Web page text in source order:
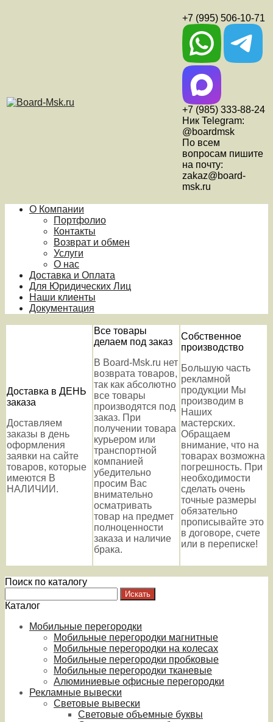
+7 (995) 506-10-71
+7 (985) 333-88-24
Ник Telegram:
@boardmsk
По всем
вопросам пишите
на почту:
zakaz@board-
msk.ru
О Компании
Портфолио
Контакты
Возврат и обмен
Услуги
О нас
Доставка и Оплата
Для Юридических Лиц
Наши клиенты
Документация
Доставка в ДЕНЬ
заказа
Доставляем
заказы в день
оформления
заявки на сайте
товаров, которые
имеются В
НАЛИЧИИ.
Все товары
делаем под заказ
В Board-Msk.ru нет
возврата товаров,
так как абсолютно
все товары
производятся под
заказ. При
получении товара
курьером или
транспортной
компанией
убедительно
просим Вас
внимательно
осматривать
товар на предмет
полноценности
заказа и наличие
брака.
Собственное
производство
Большую часть
рекламной
продукции Мы
производим в
Наших
мастерских.
Обращаем
внимание, что на
товарах возможна
погрешность. При
необходимости
сделать очень
точные размеры
обязательно
прописывайте это
в договоре, счете
или в переписке!
Поиск по каталогу
Каталог
Мобильные перегородки
Мобильные перегородки магнитные
Мобильные перегородки на колесах
Мобильные перегородки пробковые
Мобильные перегородки тканевые
Алюминиевые офисные перегородки
Рекламные вывески
Световые вывески
Световые объемные буквы